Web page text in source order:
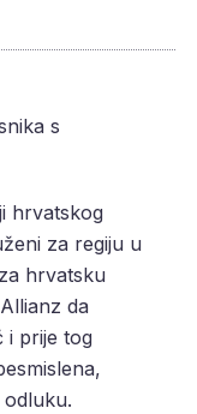
s
hrvatskog
za regiju u
hrvatsku
da
i prije tog